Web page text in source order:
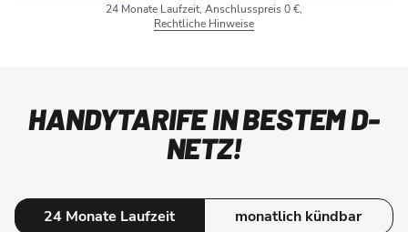
24 Monate Laufzeit, Anschlusspreis 0 €,
Rechtliche Hinweise
HANDYTARIFE IN BESTEM D-
NETZ!
24 Monate Laufzeit monatlich kündbar